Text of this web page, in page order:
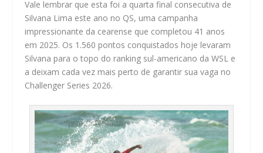
Vale lembrar que esta foi a quarta final consecutiva de
Silvana Lima este ano no QS, uma campanha
impressionante da cearense que completou 41 anos
em 2025. Os 1.560 pontos conquistados hoje levaram
Silvana para o topo do ranking sul-americano da WSL e
a deixam cada vez mais perto de garantir sua vaga no
Challenger Series 2026.